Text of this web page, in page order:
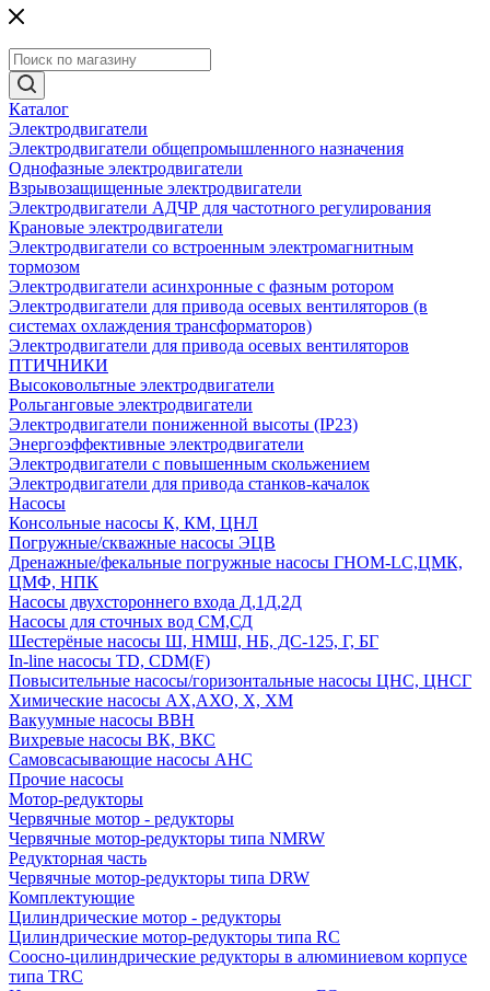
Каталог
Электродвигатели
Электродвигатели общепромышленного назначения
Однофазные электродвигатели
Взрывозащищенные электродвигатели
Электродвигатели АДЧР для частотного регулирования
Крановые электродвигатели
Электродвигатели со встроенным электромагнитным
тормозом
Электродвигатели асинхронные с фазным ротором
Электродвигатели для привода осевых вентиляторов (в
системах охлаждения трансформаторов)
Электродвигатели для привода осевых вентиляторов
ПТИЧНИКИ
Высоковольтные электродвигатели
Рольганговые электродвигатели
Электродвигатели пониженной высоты (IP23)
Энергоэффективные электродвигатели
Электродвигатели с повышенным скольжением
Электродвигатели для привода станков-качалок
Насосы
Консольные насосы К, КМ, ЦНЛ
Погружные/скважные насосы ЭЦВ
Дренажные/фекальные погружные насосы ГНОМ-LC,ЦМК,
ЦМФ, НПК
Насосы двухстороннего входа Д,1Д,2Д
Насосы для сточных вод СМ,СД
Шестерёные насосы Ш, НМШ, НБ, ДС-125, Г, БГ
In-line насосы TD, CDM(F)
Повысительные насосы/горизонтальные насосы ЦНС, ЦНСГ
Химические насосы АХ,АХО, Х, ХМ
Вакуумные насосы ВВН
Вихревые насосы ВК, ВКС
Самовсасывающие насосы АНС
Прочие насосы
Мотор-редукторы
Червячные мотор - редукторы
Червячные мотор-редукторы типа NMRW
Редукторная часть
Червячные мотор-редукторы типа DRW
Комплектующие
Цилиндрические мотор - редукторы
Цилиндрические мотор-редукторы типа RC
Соосно-цилиндрические редукторы в алюминиевом корпусе
типа TRC